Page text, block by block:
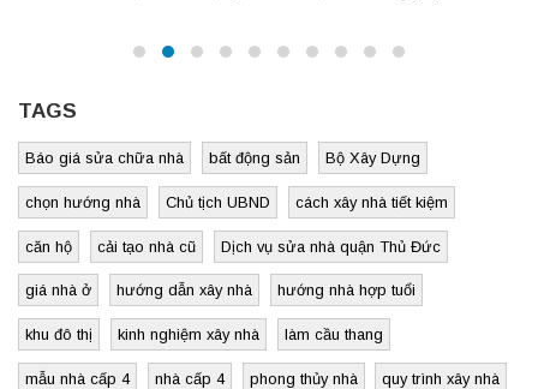
TAGS
Báo giá sửa chữa nhà bất động sản Bộ Xây Dựng
chọn hướng nhà Chủ tịch UBND cách xây nhà tiết kiệm
căn hộ cải tạo nhà cũ Dịch vụ sửa nhà quận Thủ Đức
giá nhà ở hướng dẫn xây nhà hướng nhà hợp tuổi
khu đô thị kinh nghiệm xây nhà làm cầu thang
mẫu nhà cấp 4 nhà cấp 4 phong thủy nhà quy trình xây nhà